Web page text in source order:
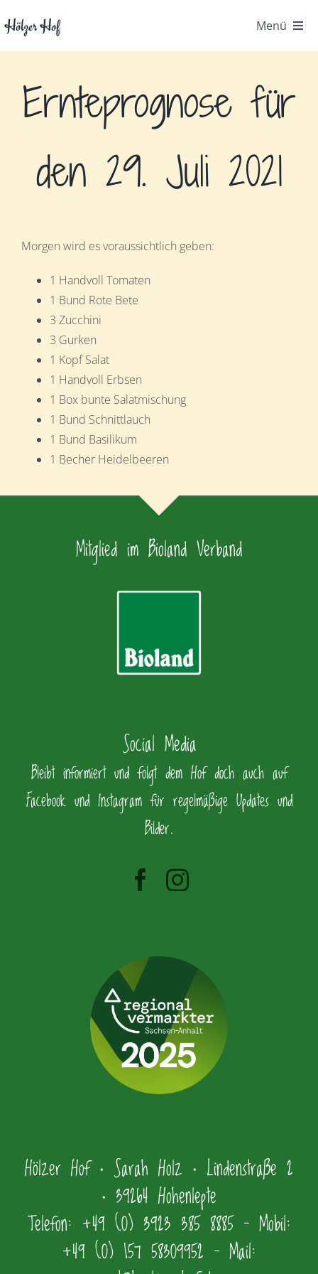
Inhalt
springen
Hölzer Hof Menü
Der Hof
Kontakt
Hofpost
Ernteprognose für
den 29. Juli 2021
Morgen wird es voraussichtlich geben:
1 Handvoll Tomaten
1 Bund Rote Bete
3 Zucchini
3 Gurken
1 Kopf Salat
1 Handvoll Erbsen
1 Box bunte Salatmischung
1 Bund Schnittlauch
1 Bund Basilikum
1 Becher Heidelbeeren
Mitglied im Bioland Verband
Social Media
Bleibt informiert und folgt dem Hof doch auch auf
Facebook und Instagram für regelmäßige Updates und
Bilder.
Hölzer Hof • Sarah Holz • Lindenstraße 2
• 39264 Hohenlepte
Telefon: +49 (0) 3923 385 8885 – Mobil:
+49 (0) 157 58309952 – Mail: